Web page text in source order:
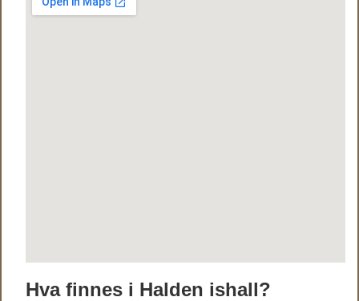
Hva finnes i Halden ishall?